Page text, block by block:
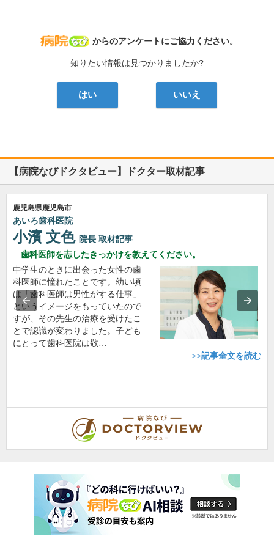
病院なび
からのアンケートにご協力ください。
知りたい情報は見つかりましたか?
はい いいえ
【病院なびドクタビュー】ドクター取材記事
鹿児島県鹿児島市
あいろ歯科医院
小濱 文色 院長 取材記事
歯科医師を志したきっかけを教えてください。
中学生のときに出会った女性の歯
科医師に憧れたことです。幼い頃
は「歯科医師は男性がする仕事」
というイメージをもっていたので
すが、その先生の治療を受けたこ
とで認識が変わりました。子ども
にとって歯科医院は敬…
>>記事全文を読む